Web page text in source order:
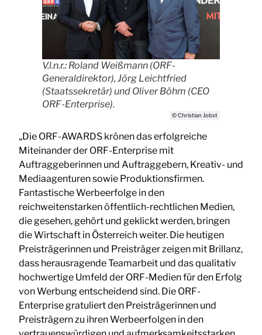
V.l.n.r.: Roland Weißmann (ORF-
Generaldirektor), Jörg Leichtfried
(Staatssekretär) und Oliver Böhm (CEO
ORF-Enterprise).
© Christian Jobst
„Die ORF-AWARDS krönen das erfolgreiche
Miteinander der ORF-Enterprise mit
Auftraggeberinnen und Auftraggebern, Kreativ- und
Mediaagenturen sowie Produktionsfirmen.
Fantastische Werbeerfolge in den
reichweitenstarken öffentlich-rechtlichen Medien,
die gesehen, gehört und geklickt werden, bringen
die Wirtschaft in Österreich weiter. Die heutigen
Preisträgerinnen und Preisträger zeigen mit Brillanz,
dass herausragende Teamarbeit und das qualitativ
hochwertige Umfeld der ORF-Medien für den Erfolg
von Werbung entscheidend sind. Die ORF-
Enterprise gratuliert den Preisträgerinnen und
Preisträgern zu ihren Werbeerfolgen in den